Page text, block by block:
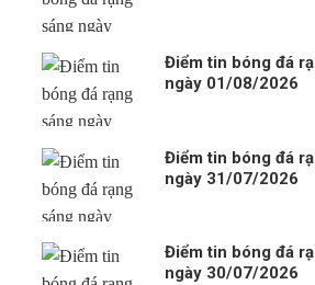
Điểm tin bóng đá
ngày 01/08/2026
Điểm tin bóng đá
ngày 31/07/2026
Điểm tin bóng đá
ngày 30/07/2026